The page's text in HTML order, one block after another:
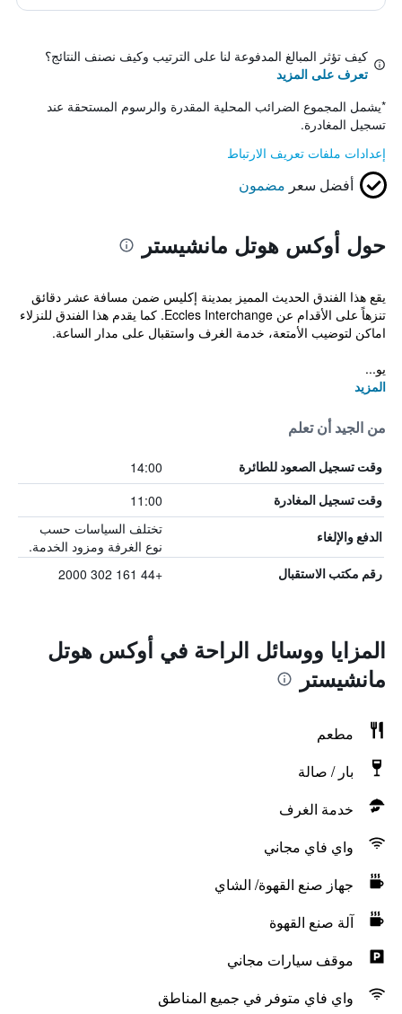
كيف تؤثر المبالغ المدفوعة لنا على الترتيب وكيف نصنف النتائج؟
تعرف على المزيد
*يشمل المجموع الضرائب المحلية المقدرة والرسوم المستحقة عند
تسجيل المغادرة.
إعدادات ملفات تعريف الارتباط
أفضل سعر مضمون
حول أوكس هوتل مانشيستر
يقع هذا الفندق الحديث المميز بمدينة إكليس ضمن مسافة عشر دقائق
تنزهاً على الأقدام عن Eccles Interchange. كما يقدم هذا الفندق للنزلاء
اماكن لتوضيب الأمتعة، خدمة الغرف واستقبال على مدار الساعة.
يو...
المزيد
من الجيد أن تعلم
وقت تسجيل الصعود للطائرة 14:00
وقت تسجيل المغادرة 11:00
الدفع والإلغاء
تختلف السياسات حسب
نوع الغرفة ومزود الخدمة.
رقم مكتب الاستقبال +44 161 302 2000
المزايا ووسائل الراحة في أوكس هوتل
مانشيستر
مطعم
بار / صالة
خدمة الغرف
واي فاي مجاني
جهاز صنع القهوة/ الشاي
آلة صنع القهوة
موقف سيارات مجاني
واي فاي متوفر في جميع المناطق